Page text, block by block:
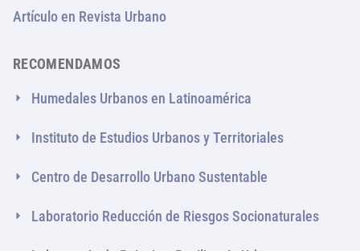
Artículo en Revista Urbano
RECOMENDAMOS
Humedales Urbanos en Latinoamérica
Instituto de Estudios Urbanos y Territoriales
Centro de Desarrollo Urbano Sustentable
Laboratorio Reducción de Riesgos Socionaturales